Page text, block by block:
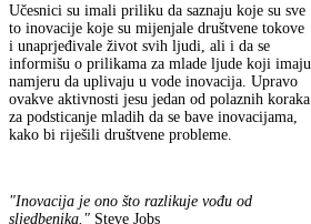
Učesnici su imali priliku da saznaju koje su sve
to inovacije koje su mijenjale društvene tokove
i unaprjeđivale život svih ljudi, ali i da se
informišu o prilikama za mlade ljude koji imaju
namjeru da uplivaju u vode inovacija. Upravo
ovakve aktivnosti jesu jedan od polaznih koraka
za podsticanje mladih da se bave inovacijama,
kako bi riješili društvene probleme.
"Inovacija je ono što razlikuje vođu od
sljedbenika." Steve Jobs